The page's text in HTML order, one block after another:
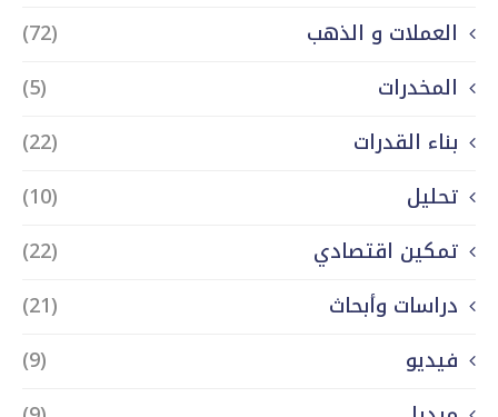
العملات و الذهب
(72)
المخدرات
(5)
بناء القدرات
(22)
تحليل
(10)
تمكين اقتصادي
(22)
دراسات وأبحاث
(21)
فيديو
(9)